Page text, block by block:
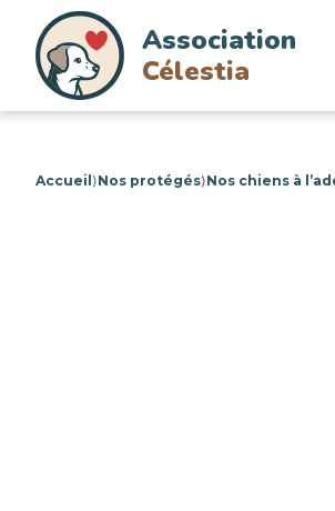
Association
Célestia
Accueil ⟩Nos protégés⟩Nos chiens à